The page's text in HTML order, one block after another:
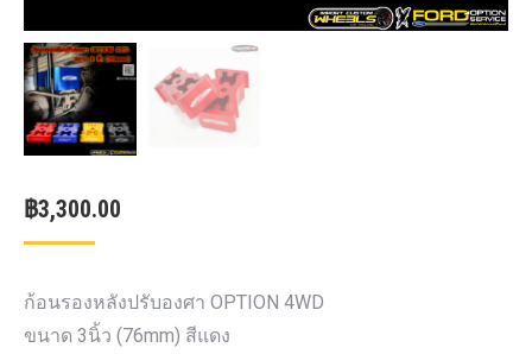
฿3,300.00
ก้อนรองหลังปรับองศา OPTION 4WD
ขนาด 3นิ้ว (76mm) สีแดง